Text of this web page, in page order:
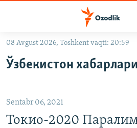
Асосий
Қидиришга
ўтинг
OZODLIK SURISHTIRUVLARI
На русском
08 Avgust 2026, Toshkent vaqti: 20:59
Ўзбекистон хабарлари
Sentabr 06, 2021
Токио-2020